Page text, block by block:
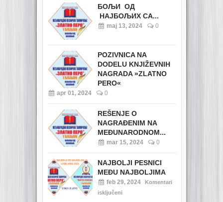
БОЉИ ОД
НАЈБОЉИХ СА...
maj 13, 2024 0
POZIVNICA NA
DODELU KNJIŽEVNIH
NAGRADA »ZLATNO
PERO«
apr 01, 2024 0
REŠENJE O
NAGRAĐENIM NA
MEĐUNARODNOM...
mar 15, 2024 0
NAJBOLJI PESNICI
MEĐU NAJBOLJIMA
feb 29, 2024
Komentari
isključeni